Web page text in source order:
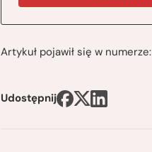
Artykuł pojawił się w numerze:
Udostępnij